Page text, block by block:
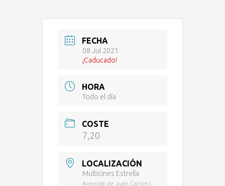
FECHA
08 Jul 2021
¡Caducado!
HORA
Todo el día
COSTE
7,20
LOCALIZACIÓN
Multicines Estrella
Avenida de Juan Carlos I,